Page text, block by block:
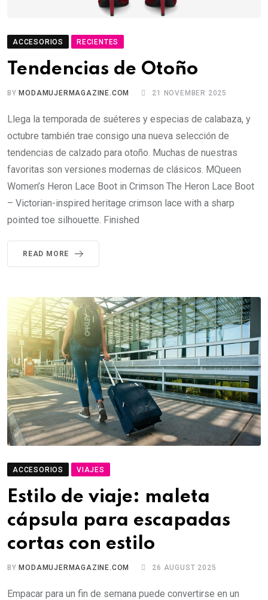
ACCESORIOS RECIENTES
Tendencias de Otoño
BY MODAMUJERMAGAZINE.COM 21 NOVEMBER 2025
Llega la temporada de suéteres y especias de calabaza, y
octubre también trae consigo una nueva selección de
tendencias de calzado para otoño. Muchas de nuestras
favoritas son versiones modernas de clásicos. MQueen
Women’s Heron Lace Boot in Crimson The Heron Lace Boot
– Victorian-inspired heritage crimson lace with a sharp
pointed toe silhouette. Finished
READ MORE
ACCESORIOS VIAJES
Estilo de viaje: maleta
cápsula para escapadas
cortas con estilo
BYMODAMUJERMAGAZINE.COM 26 AUGUST 2025
Empacar para un fin de semana puede convertirse en un